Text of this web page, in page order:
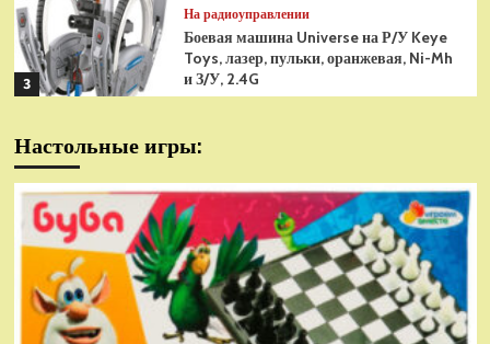
3
На радиоуправлении
Боевая машина Universe на Р/У Keye
Toys, лазер, пульки, оранжевая, Ni-Mh
и З/У, 2.4G
Радиоуправляемая модель
(HN1586)
На радиоуправлении
Р/У танк Taigen 1/16
Panzerkampfwagen III (Германия) HC
(для ИК танкового боя) V3 2.4G RTR,
TG3848-1HC-IR3.0
Настольные игры: